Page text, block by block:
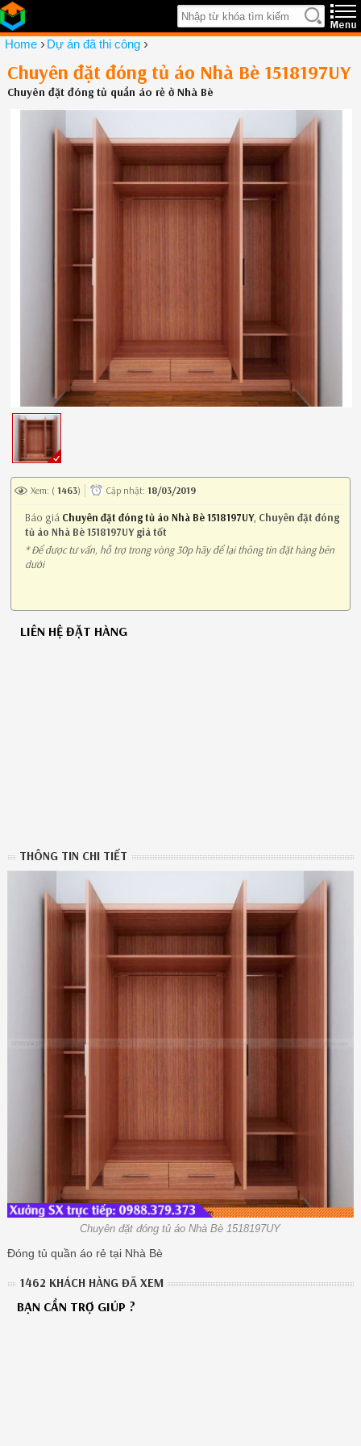
Home ›Dự án đã thi công ›
Chuyên đặt đóng tủ áo Nhà Bè 1518197UY
Chuyên đặt đóng tủ quần áo rẻ ở Nhà Bè
Xem: ( 1463) Cập nhật: 18/03/2019
Báo giá Chuyên đặt đóng tủ áo Nhà Bè 1518197UY, Chuyên đặt đóng
tủ áo Nhà Bè 1518197UY giá tốt
* Để được tư vấn, hỗ trợ trong vòng 30p hãy để lại thông tin đặt hàng bên
dưới
LIÊN HỆ ĐẶT HÀNG
THÔNG TIN CHI TIẾT
Chuyên đặt đóng tủ áo Nhà Bè 1518197UY
Đóng tủ quần áo rẻ tại Nhà Bè
1462 KHÁCH HÀNG ĐÃ XEM
BẠN CẦN TRỢ GIÚP ?